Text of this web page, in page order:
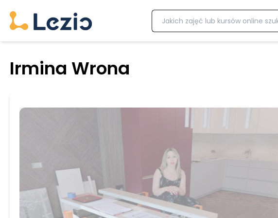
Irmina Wrona